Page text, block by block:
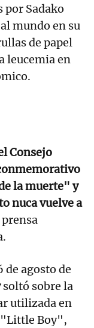
Sadako
mundo en su
de papel
leucemia en
Consejo
la muerte" y
nuca vuelve a
de agosto de
soltó sobre la
utilizada en
"Little Boy",